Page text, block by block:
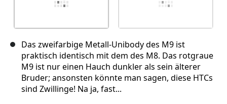
Das zweifarbige Metall-Unibody des M9 ist
praktisch identisch mit dem des M8. Das rotgraue
M9 ist nur einen Hauch dunkler als sein älterer
Bruder; ansonsten könnte man sagen, diese HTCs
sind Zwillinge! Na ja, fast...